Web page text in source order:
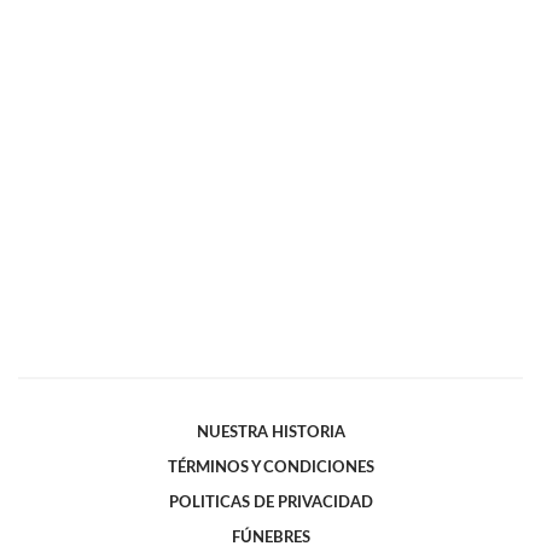
NUESTRA HISTORIA
TÉRMINOS Y CONDICIONES
POLITICAS DE PRIVACIDAD
FÚNEBRES